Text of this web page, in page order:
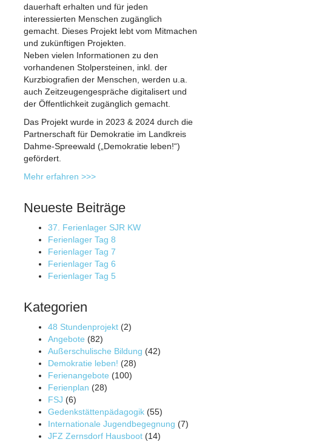
dauerhaft erhalten und für jeden
interessierten Menschen zugänglich
gemacht. Dieses Projekt lebt vom Mitmachen
und zukünftigen Projekten.
Neben vielen Informationen zu den
vorhandenen Stolpersteinen, inkl. der
Kurzbiografien der Menschen, werden u.a.
auch Zeitzeugengespräche digitalisert und
der Öffentlichkeit zugänglich gemacht.
Das Projekt wurde in 2023 & 2024 durch die
Partnerschaft für Demokratie im Landkreis
Dahme-Spreewald („Demokratie leben!“)
gefördert.
Mehr erfahren >>>
Neueste Beiträge
37. Ferienlager SJR KW
Ferienlager Tag 8
Ferienlager Tag 7
Ferienlager Tag 6
Ferienlager Tag 5
Kategorien
48 Stundenprojekt (2)
Angebote (82)
Außerschulische Bildung (42)
Demokratie leben! (28)
Ferienangebote (100)
Ferienplan (28)
FSJ (6)
Gedenkstättenpädagogik (55)
Internationale Jugendbegegnung (7)
JFZ Zernsdorf Hausboot (14)